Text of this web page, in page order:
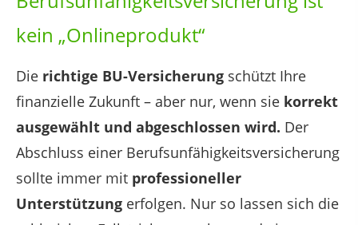
kein „Onlineprodukt“
Die richtige BU-Versicherung schützt Ihre
finanzielle Zukunft – aber nur, wenn sie korrekt
ausgewählt und abgeschlossen wird. Der
Abschluss einer Berufsunfähigkeitsversicherung
sollte immer mit professioneller
Unterstützung erfolgen. Nur so lassen sich die